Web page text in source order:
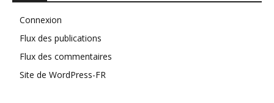
Connexion
Flux des publications
Flux des commentaires
Site de WordPress-FR